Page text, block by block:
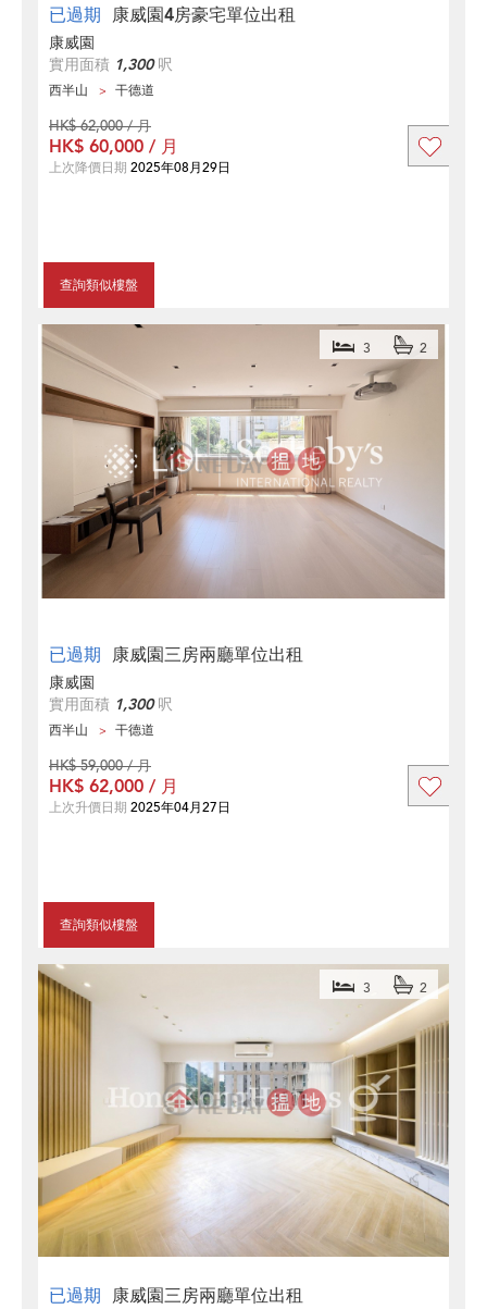
已過期 康威園4房豪宅單位出租
康威園
實用面積 1,300呎
西半山 干德道
查詢類似樓盤
HK$ 62,000 / 月
HK$ 60,000 / 月
上次降價日期 2025年08月29日
已過期 康威園三房兩廳單位出租
3 2
康威園
實用面積 1,300呎
西半山 干德道
查詢類似樓盤
HK$ 59,000 / 月
HK$ 62,000 / 月
上次升價日期 2025年04月27日
已過期 康威園三房兩廳單位出租
3 2